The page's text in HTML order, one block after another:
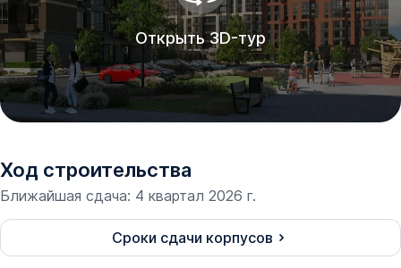
Открыть 3D-тур
Ход строительства
Ближайшая сдача: 4 квартал 2026 г.
Сроки сдачи корпусов